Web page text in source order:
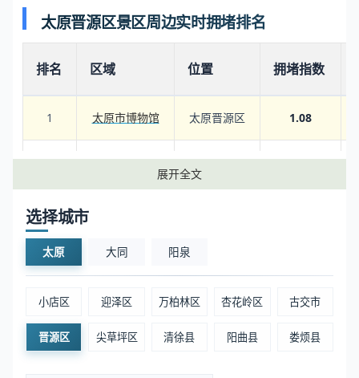
太原晋源区景区周边实时拥堵排名
排名 区域 位置 拥堵指数
1 太原市博物馆 太原晋源区 1.08
2 晋祠博物馆 太原晋源区 0.92
3
4 晋祠公园
5 太山龙泉寺 太原晋源区 0.75
6 蒙山大佛 太原晋源区 0.65
展开全文
选择城市
太原 大同 阳泉
小店区 迎泽区 万柏林区 杏花岭区 古交市
晋源区 尖草坪区 清徐县 阳曲县 娄烦县